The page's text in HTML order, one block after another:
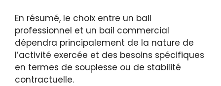
En résumé, le choix entre un bail
professionnel et un bail commercial
dépendra principalement de la nature de
l’activité exercée et des besoins spécifiques
en termes de souplesse ou de stabilité
contractuelle.